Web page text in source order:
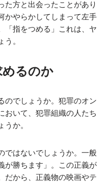
た方と出会ったことがあり
かやらかしてしまって左手
「指をつめる」これは、ヤ
。
るのか
のでしょうか。犯罪のオン
おいて、犯罪組織の人たち
か。
ではないでしょうか。一般
が勝ちます」。この正義が
だから、正義物の映画やテ